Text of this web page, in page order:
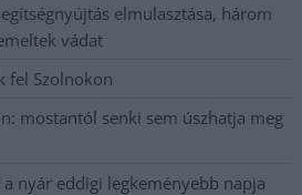
elmulasztása, három
vádat
fel Szolnokon
mostantól senki sem úszhatja meg
nyár eddigi legkeményebb napja